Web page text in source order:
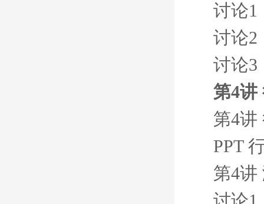
讨论1
讨论2
讨论3
第4讲
第4讲
PPT
第4讲